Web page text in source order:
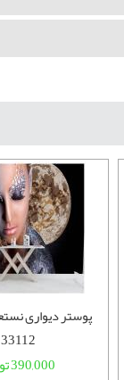
33112
390,000 تومان